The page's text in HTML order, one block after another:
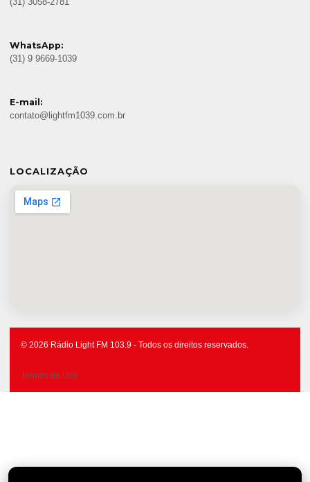
(31) 3058-2781
WhatsApp:
(31) 9 9669-1039
E-mail:
contato@lightfm1039.com.br
LOCALIZAÇÃO
© 2026 Rádio Light FM 103.9 - Todos os direitos reservados.
Termos de Uso